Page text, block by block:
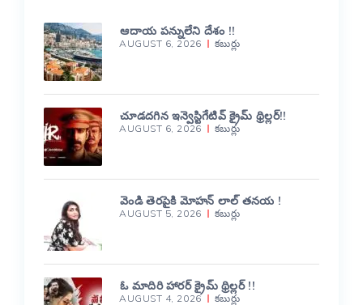
ఆదాయ పన్నులేని దేశం !!
AUGUST 6, 2026 కబుర్లు
చూడదగిన ఇన్వెస్టిగేటివ్ క్రైమ్ థ్రిల్లర్!!
AUGUST 6, 2026 కబుర్లు
వెండి తెరపైకి మోహన్ లాల్ తనయ !
AUGUST 5, 2026 కబుర్లు
ఓ మాదిరి హారర్ క్రైమ్ థ్రిల్లర్ !!
AUGUST 4, 2026 కబుర్లు